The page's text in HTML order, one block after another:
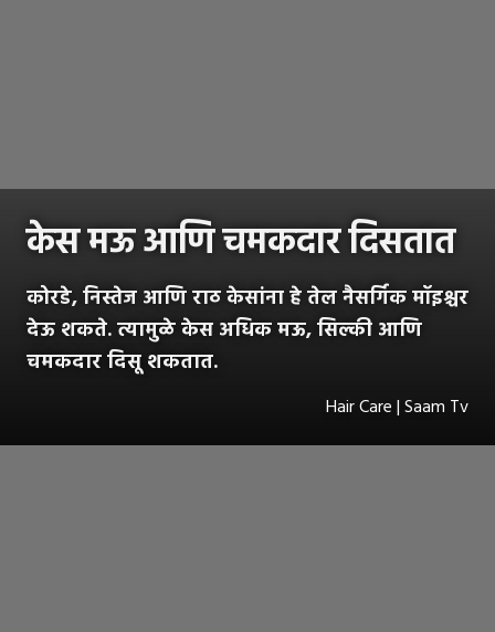
केस मऊ आणि चमकदार दिसतात
कोरडे, निस्तेज आणि राठ केसांना हे तेल नैसर्गिक मॉइश्चर
देऊ शकते. त्यामुळे केस अधिक मऊ, सिल्की आणि
चमकदार दिसू शकतात.
Hair Care | Saam Tv